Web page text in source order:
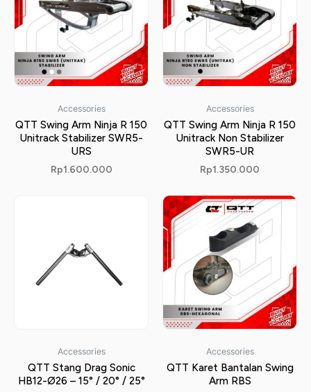
Accessories
QTT Swing Arm Ninja R 150
Unitrack Stabilizer SWR5-
URS
Rp1.600.000
Accessories
QTT Swing Arm Ninja R 150
Unitrack Non Stabilizer
SWR5-UR
Rp1.350.000
Accessories
QTT Stang Drag Sonic
HB12-Ø26 – 15° / 20° / 25°
Accessories
QTT Karet Bantalan Swing
Arm RBS